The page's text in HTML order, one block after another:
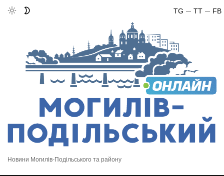
FB
TT
TG
Новини Могилів-Подільського та району